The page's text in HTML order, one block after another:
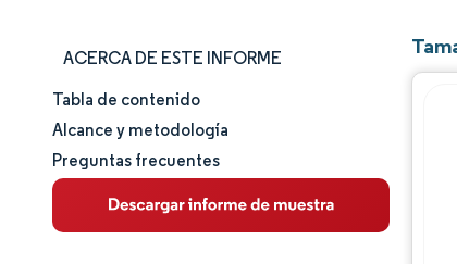
ACERCA DE ESTE INFORME
Tamaño y cuota de mercado
Análisis de mercado
Tendencias e ideas
Tabla de contenido
Alcance y metodología
Preguntas frecuentes